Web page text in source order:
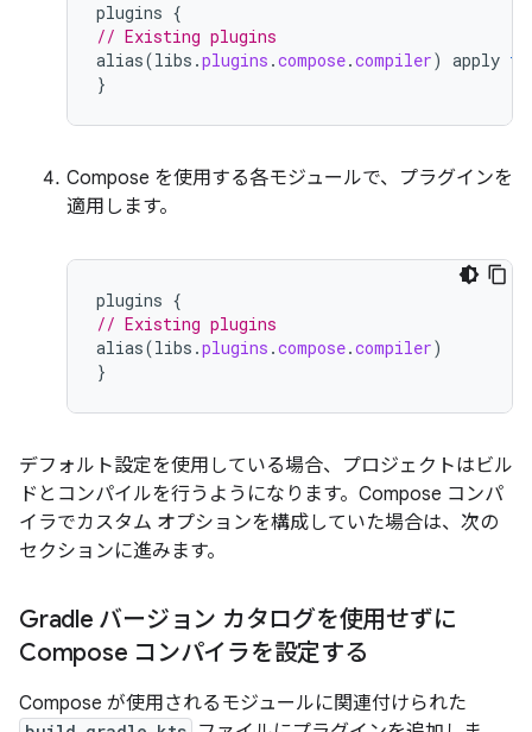
plugins {
// Existing plugins
alias(libs .plugins .compose.compiler) apply
}
Compose を使用する各モジュールで、プラグインを
適用します。
plugins {
// Existing plugins
alias(libs .plugins .compose.compiler)
}
デフォルト設定を使用している場合、プロジェクトはビル
ドとコンパイルを行うようになります。Compose コンパ
イラでカスタム オプションを構成していた場合は、次の
セクションに進みます。
Gradle バージョン カタログを使用せずに
Compose コンパイラを設定する
Compose が使用されるモジュールに関連付けられた